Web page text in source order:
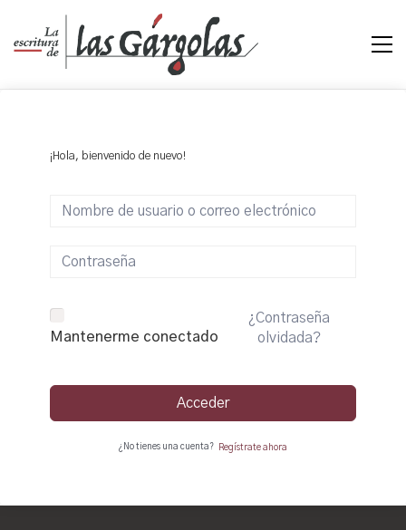
¡Hola, bienvenido de nuevo!
Mantenerme conectado
¿Contraseña
olvidada?
Acceder
¿No tienes una cuenta? Regístrate ahora